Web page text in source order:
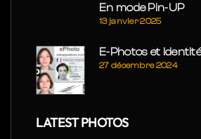
En mode Pin-UP
13 janvier 2025
E-Photos et Identité
27 décembre 2024
LATEST PHOTOS